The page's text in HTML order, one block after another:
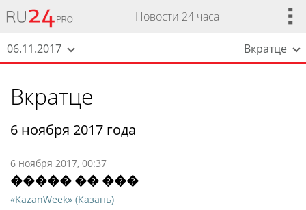
Новости 24 часа
06.11.2017 Вкратце
Вкратце
6 ноября 2017 года
6 ноября 2017, 00:37
����� �� ���
«KazanWeek» (Казань)